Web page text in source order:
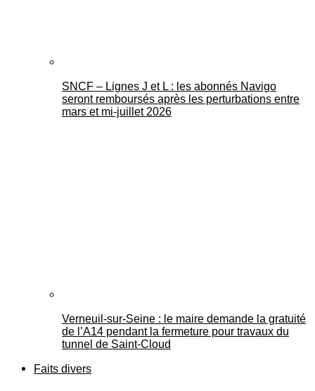
SNCF – Lignes J et L : les abonnés Navigo
seront remboursés après les perturbations entre
mars et mi-juillet 2026
Verneuil-sur-Seine : le maire demande la gratuité
de l’A14 pendant la fermeture pour travaux du
tunnel de Saint-Cloud
Faits divers